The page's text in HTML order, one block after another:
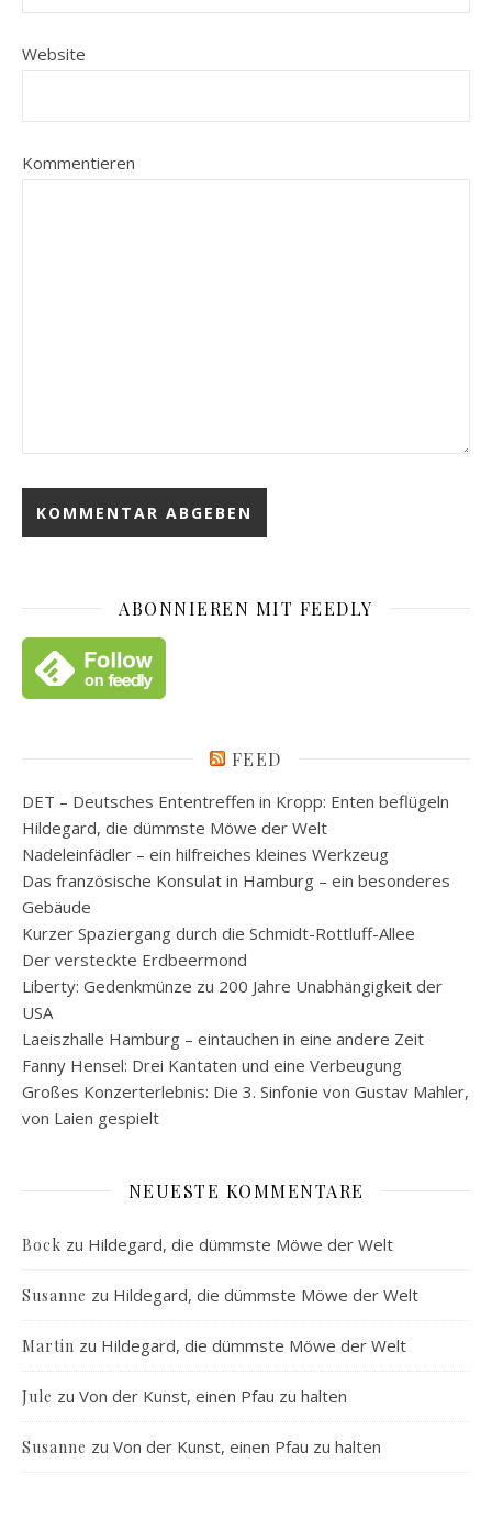
Website
Kommentieren
ABONNIEREN MIT FEEDLY
FEED
DET – Deutsches Ententreffen in Kropp: Enten beflügeln
Hildegard, die dümmste Möwe der Welt
Nadeleinfädler – ein hilfreiches kleines Werkzeug
Das französische Konsulat in Hamburg – ein besonderes
Gebäude
Kurzer Spaziergang durch die Schmidt-Rottluff-Allee
Der versteckte Erdbeermond
Liberty: Gedenkmünze zu 200 Jahre Unabhängigkeit der
USA
Laeiszhalle Hamburg – eintauchen in eine andere Zeit
Fanny Hensel: Drei Kantaten und eine Verbeugung
Großes Konzerterlebnis: Die 3. Sinfonie von Gustav Mahler,
von Laien gespielt
NEUESTE KOMMENTARE
Bock zu Hildegard, die dümmste Möwe der Welt
Susanne zu Hildegard, die dümmste Möwe der Welt
Martin zu Hildegard, die dümmste Möwe der Welt
Jule zu Von der Kunst, einen Pfau zu halten
Susanne zu Von der Kunst, einen Pfau zu halten